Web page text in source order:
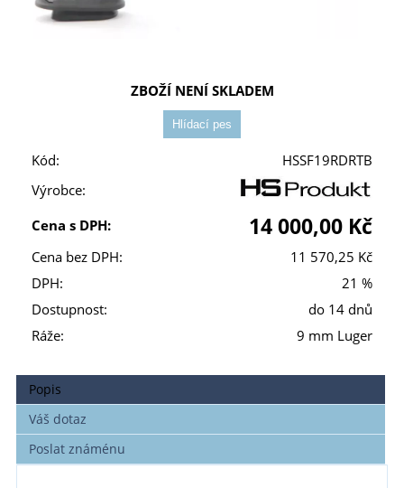
ZBOŽÍ NENÍ SKLADEM
Kód:
HSSF19RDRTB
Výrobce:
Cena s DPH:
14 000,00 Kč
Cena bez DPH:
11 570,25 Kč
DPH:
21 %
Dostupnost:
do 14 dnů
Ráže:
9 mm Luger
Popis
Váš dotaz
Poslat známénu